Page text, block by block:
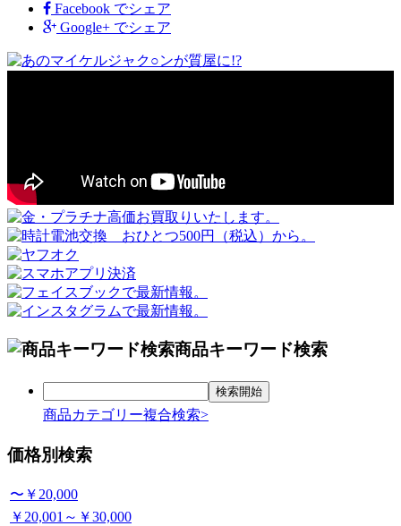
Facebook でシェア
Google+ でシェア
商品キーワード検索
商品カテゴリー複合検索>
価格別検索
〜￥20,000
￥20,001～￥30,000